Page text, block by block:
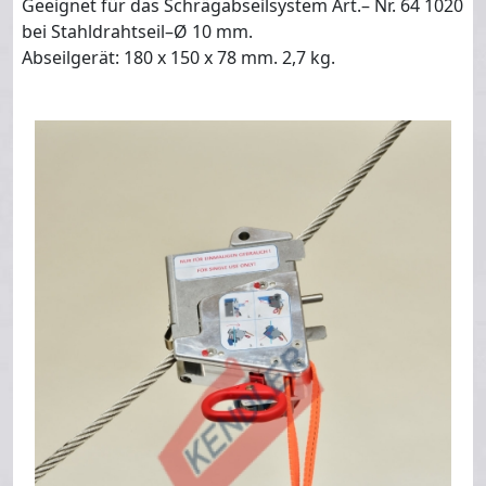
Geeignet für das Schrägabseilsystem Art.– Nr. 64 1020
bei Stahldrahtseil–Ø 10 mm.
Abseilgerät: 180 x 150 x 78 mm. 2,7 kg.